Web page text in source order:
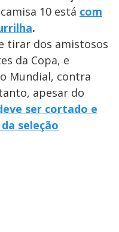
10 está com
.
tirar dos amistosos
da Copa, e
Mundial, contra
apesar do
ser cortado e
seleção